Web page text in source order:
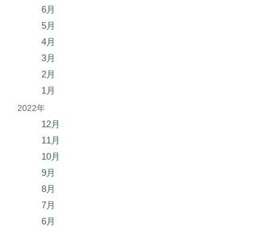
6月
5月
4月
3月
2月
1月
2022年
12月
11月
10月
9月
8月
7月
6月